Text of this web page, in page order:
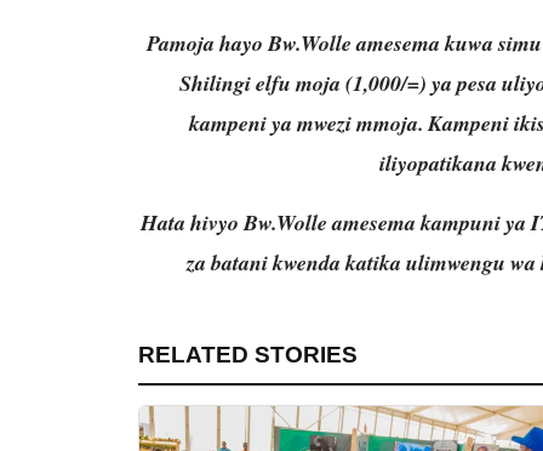
Pamoja hayo Bw.Wolle amesema kuwa
Shilingi elfu moja (1,000/=) ya pesa
kampeni ya mwezi mmoja. Kampeni
iliyopatikana
Hata hivyo Bw.Wolle amesema kampuni
za batani kwenda katika ulimwengu
RELATED STORIES